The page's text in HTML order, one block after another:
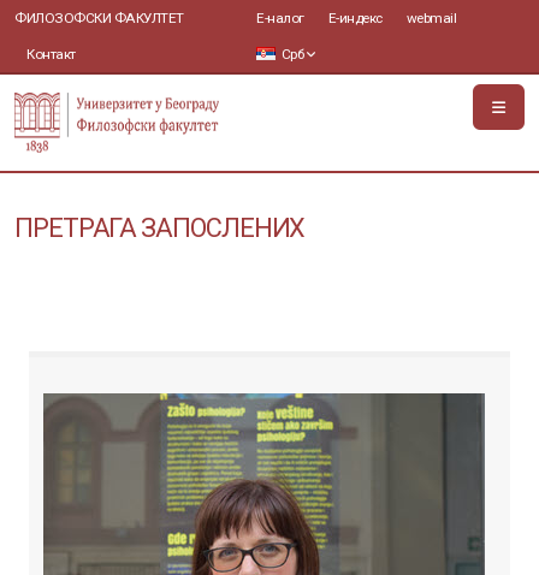
ФИЛОЗОФСКИ ФАКУЛТЕТ
Контакт
Е-налог Е-индекс webmail
Срб
ПРЕТРАГА ЗАПОСЛЕНИХ